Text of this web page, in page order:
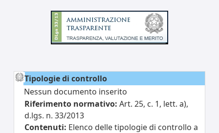
Tipologie di controllo
Nessun documento inserito
Riferimento normativo: Art. 25, c. 1, lett. a),
d.lgs. n. 33/2013
Contenuti: Elenco delle tipologie di controllo a